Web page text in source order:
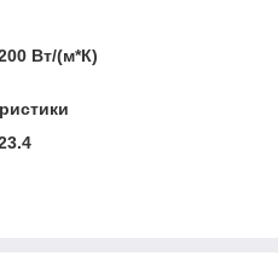
Вт/(м*К)